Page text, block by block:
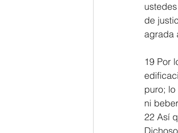
de
agrada
19 Por
puro;
ni
22 Así